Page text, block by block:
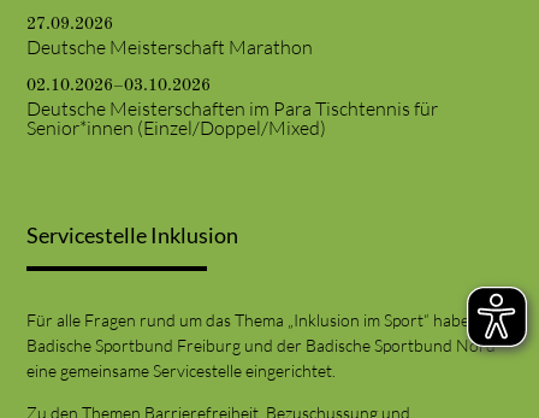
27.09.2026
Deutsche Meisterschaft Marathon
02.10.2026–03.10.2026
Deutsche Meisterschaften im Para Tischtennis für
Senior*innen (Einzel/Doppel/Mixed)
Servicestelle Inklusion
Für alle Fragen rund um das Thema „Inklusion im Sport“ haben der
Badische Sportbund Freiburg und der Badische Sportbund Nord
eine gemeinsame Servicestelle eingerichtet.
Zu den Themen Barrierefreiheit, Bezuschussung und